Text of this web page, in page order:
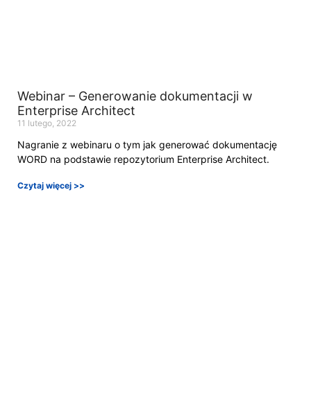
Webinar – Generowanie dokumentacji w
Enterprise Architect
11 lutego, 2022
Nagranie z webinaru o tym jak generować dokumentację
WORD na podstawie repozytorium Enterprise Architect.
Czytaj więcej >>